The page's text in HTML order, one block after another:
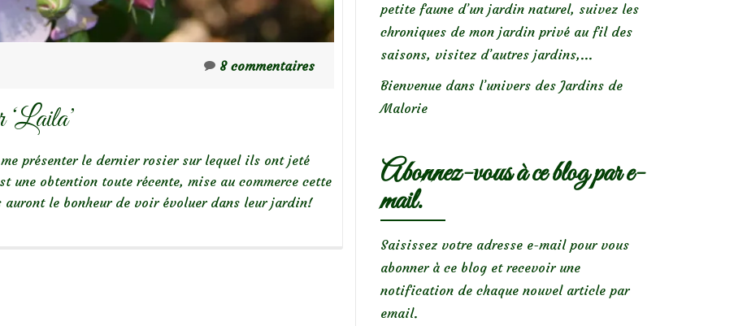
8 commentaires
‘Laila’
présenter le dernier rosier sur lequel ils ont jeté
une obtention toute récente, mise au commerce cette
auront le bonheur de voir évoluer dans leur jardin!
petite faune d’un jardin naturel, suivez les
chroniques de mon jardin privé au fil des
saisons, visitez d’autres jardins,...
Bienvenue dans l’univers des Jardins de
Malorie
Abonnez-vous à ce blog par e-
mail.
Saisissez votre adresse e-mail pour vous
abonner à ce blog et recevoir une
notification de chaque nouvel article par
email.